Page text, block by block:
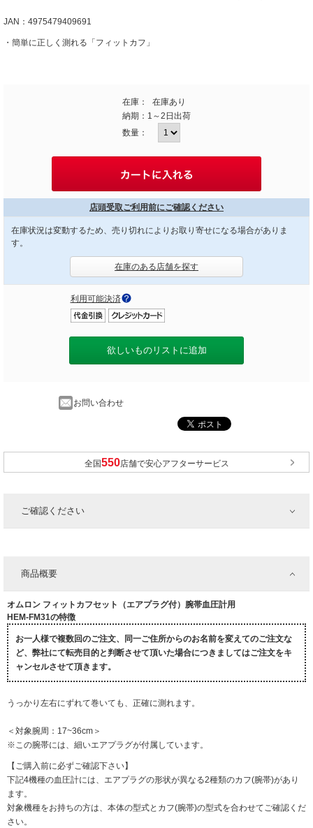
JAN：4975479409691
・簡単に正しく測れる「フィットカフ」
在庫：
在庫あり
納期： 1～2日出荷
数量：
店頭受取ご利用前にご確認ください
在庫状況は変動するため、売り切れによりお取り寄せになる場合がありま
す。
在庫のある店舗を探す
利用可能決済
欲しいものリストに追加
お問い合わせ
全国 店舗で安心アフターサービス
ご確認ください
商品概要
オムロン フィットカフセット（エアプラグ付）腕帯血圧計用
HEM-FM31の特徴
お一人様で複数回のご注文、同一ご住所からのお名前を変えてのご注文な
ど、弊社にて転売目的と判断させて頂いた場合につきましてはご注文をキ
ャンセルさせて頂きます。
うっかり左右にずれて巻いても、正確に測れます。
＜対象腕周：17~36cm＞
※この腕帯には、細いエアプラグが付属しています。
【ご購入前に必ずご確認下さい】
下記4機種の血圧計には、エアプラグの形状が異なる2種類のカフ(腕帯)があり
ます。
対象機種をお持ちの方は、本体の型式とカフ(腕帯)の型式を合わせてご確認くだ
さい。